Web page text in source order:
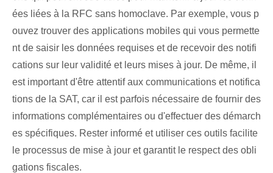
ées liées à la RFC sans homoclave. Par exemple, vous p
ouvez trouver des applications mobiles qui vous permette
nt de saisir les données requises et de recevoir des notifi
cations sur leur validité et leurs mises à jour. De même, il
est important d'être attentif aux communications et notifica
tions de la SAT, car il est parfois nécessaire de fournir des
informations complémentaires ou d'effectuer des démarch
es spécifiques. Rester informé et utiliser ces outils facilite
le processus de mise à jour et garantit le respect des obli
gations fiscales.